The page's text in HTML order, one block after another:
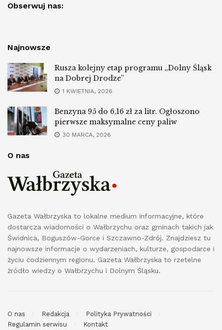
Obserwuj nas:
Najnowsze
Rusza kolejny etap programu „Dolny Śląsk
na Dobrej Drodze”
1 KWIETNIA, 2026
Benzyna 95 do 6,16 zł za litr. Ogłoszono
pierwsze maksymalne ceny paliw
30 MARCA, 2026
O nas
Gazeta Wałbrzyska to lokalne medium informacyjne, które
dostarcza wiadomości o Wałbrzychu oraz gminach takich jak
Świdnica, Boguszów-Gorce i Szczawno-Zdrój. Znajdziesz tu
najnowsze informacje o wydarzeniach, kulturze, gospodarce i
życiu codziennym regionu. Gazeta Wałbrzyska to rzetelne
źródło wiedzy o Wałbrzychu i Dolnym Śląsku.
O nas Redakcja
Polityka Prywatności
Regulamin serwisu
Kontakt